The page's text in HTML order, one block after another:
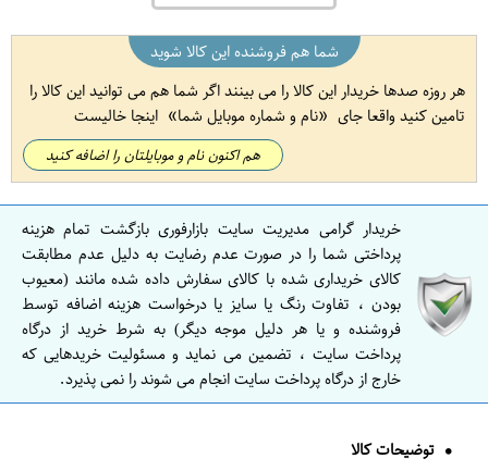
شما هم فروشنده این کالا شوید
هر روزه صدها خریدار این کالا را می بینند اگر شما هم می توانید این کالا را
تامین کنید واقعا جای
نام و شماره موبایل شما اینجا خالیست
هم اکنون نام و موبایلتان را اضافه کنید
خریدار گرامی مدیریت سایت بازارفوری بازگشت تمام هزینه
پرداختی شما را در صورت عدم رضایت به دلیل عدم مطابقت
کالای خریداری شده با کالای سفارش داده شده مانند (معیوب
بودن ، تفاوت رنگ یا سایز یا درخواست هزینه اضافه توسط
فروشنده و یا هر دلیل موجه دیگر) به شرط خرید از درگاه
پرداخت سایت ، تضمین می نماید و مسئولیت خریدهایی که
خارج از درگاه پرداخت سایت انجام می شوند را نمی پذیرد.
توضیحات کالا